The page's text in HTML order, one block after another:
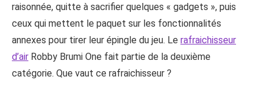
raisonnée, quitte à sacrifier quelques « gadgets », puis
ceux qui mettent le paquet sur les fonctionnalités
annexes pour tirer leur épingle du jeu. Le rafraichisseur
d’air Robby Brumi One fait partie de la deuxième
catégorie. Que vaut ce rafraichisseur ?